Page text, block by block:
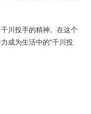
川投手的精神。在这个
成为生活中的“千川投